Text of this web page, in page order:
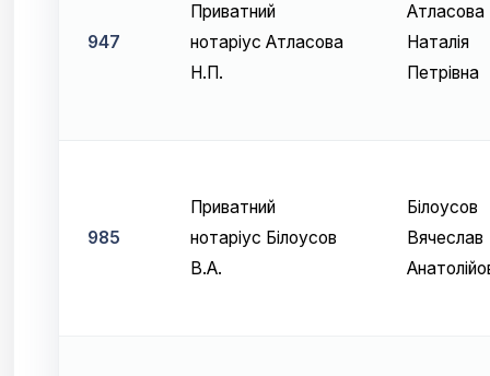
947
Приватний
нотаріус Атласова
Н.П.
Атласова
Наталія
Петрівна
985
Приватний
нотаріус Білоусов
В.А.
Білоусов
Вячеслав